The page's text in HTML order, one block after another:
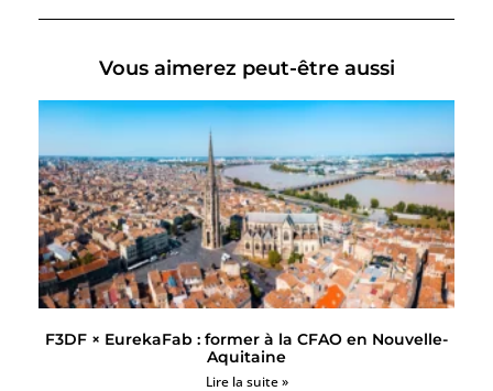
Vous aimerez peut-être aussi
F3DF × EurekaFab : former à la CFAO en Nouvelle-
Aquitaine
Lire la suite »